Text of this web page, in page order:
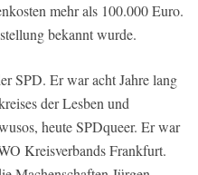
mehr als 100.000 Euro.
bekannt wurde.
SPD. Er war acht Jahre lang
der Lesben und
heute SPDqueer. Er war
Kreisverbands Frankfurt.